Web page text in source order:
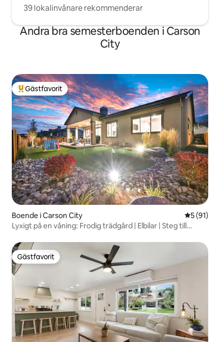
39 lokalinvånare rekommenderar
Andra bra semesterboenden i Carson
City
Populär gästfavorit
Gästfavorit
Boende i Carson City 5 av 5 i
5 (91)
Lyxigt på en våning: Frodig trädgård | Elbilar | Steg till
Gästfavorit
Gästfavorit